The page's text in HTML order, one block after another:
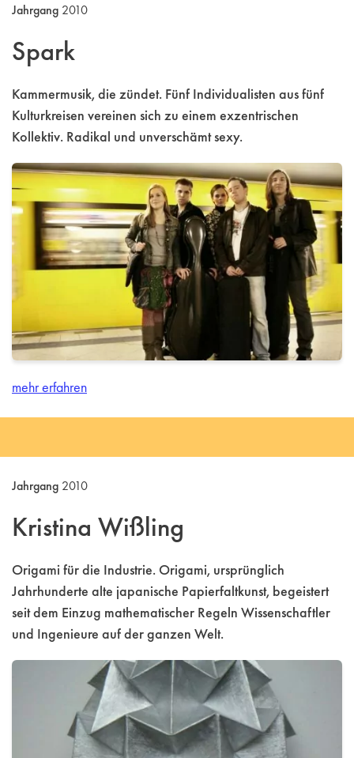
Jahrgang 2010
Spark
Kammermusik, die zündet. Fünf Individualisten aus fünf
Kulturkreisen vereinen sich zu einem exzentrischen
Kollektiv. Radikal und unverschämt sexy.
mehr erfahren
Jahrgang 2010
Kristina Wißling
Origami für die Industrie. Origami, ursprünglich
Jahrhunderte alte japanische Papierfaltkunst, begeistert
seit dem Einzug mathematischer Regeln Wissenschaftler
und Ingenieure auf der ganzen Welt.